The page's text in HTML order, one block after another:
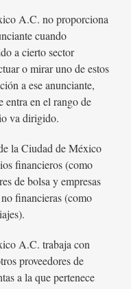
A.C. no proporciona
cuando
a cierto sector
o mirar uno de estos
a ese anunciante,
entra en el rango de
va dirigido.
la Ciudad de México
financieros (como
de bolsa y empresas
financieras (como
A.C. trabaja con
proveedores de
a la que pertenece